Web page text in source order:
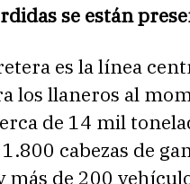
se están
es la línea
los llaneros al
de 14 mil
cabezas de
más de 200